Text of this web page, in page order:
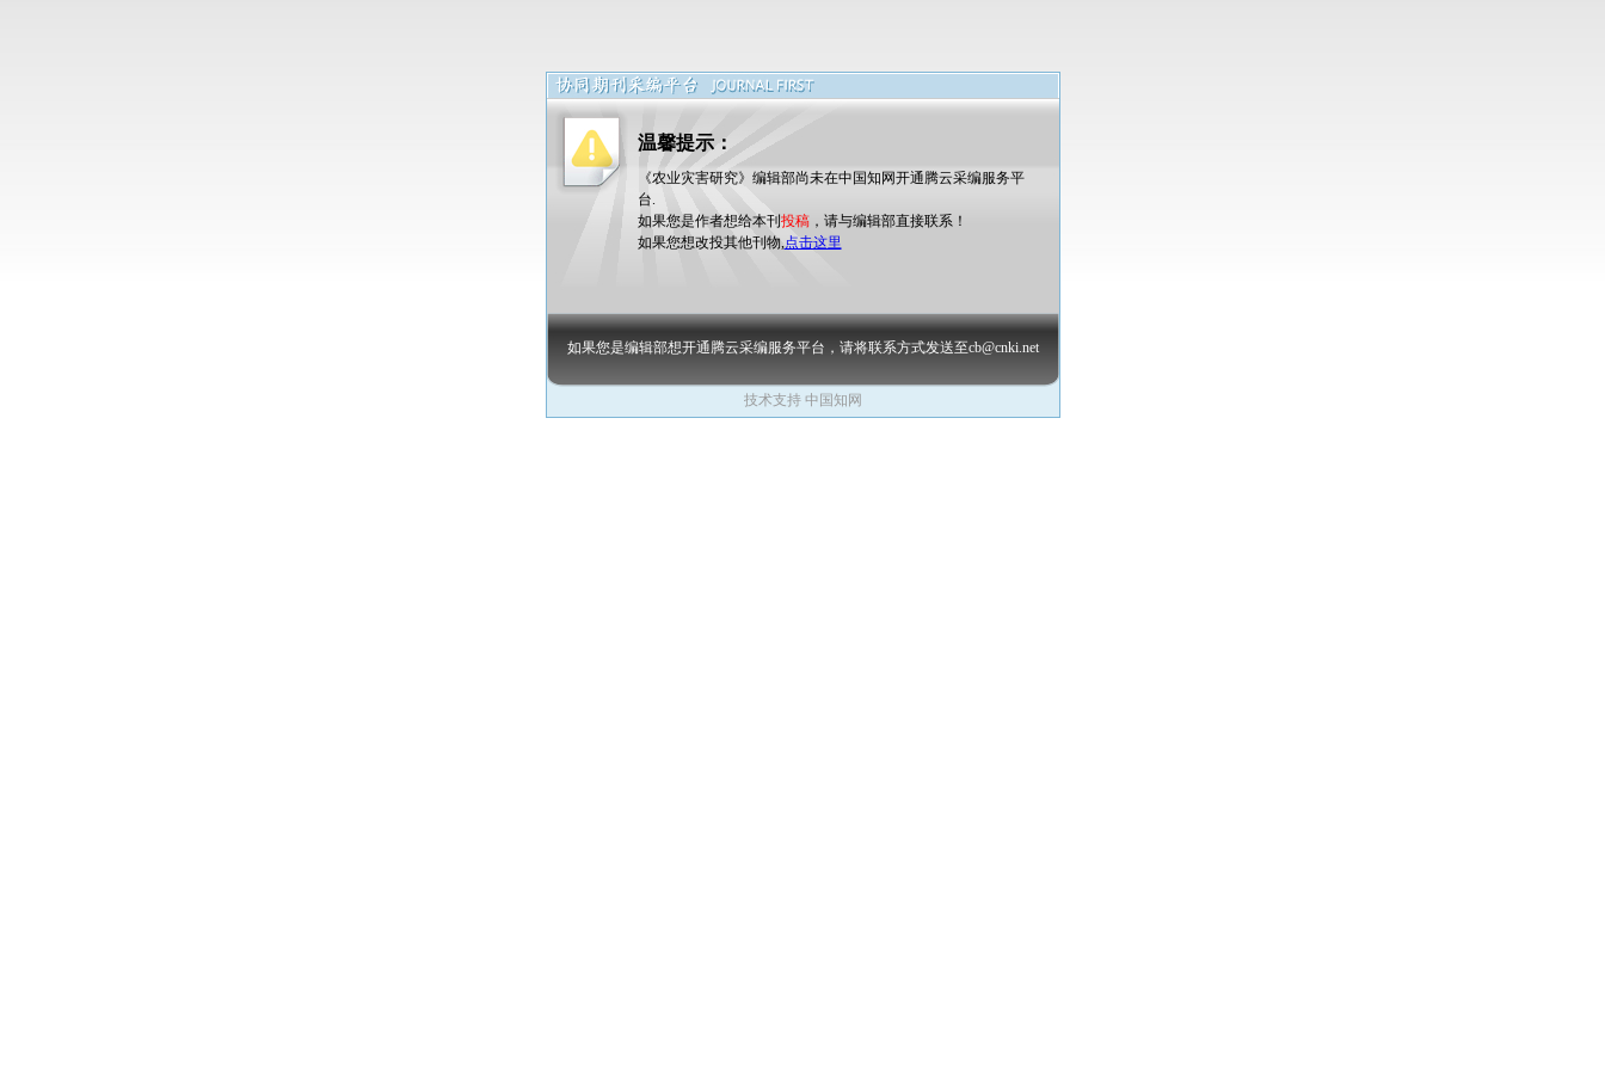
温馨提示：
《农业灾害研究》编辑部尚未在中国知网开通腾云采编服务平
台.
如果您是作者想给本刊 投稿，请与编辑部直接联系！
如果您想改投其他刊物,点击这里
如果您是编辑部想开通腾云采编服务平台，请将联系方式发送至cb@cnki.net
技术支持 中国知网